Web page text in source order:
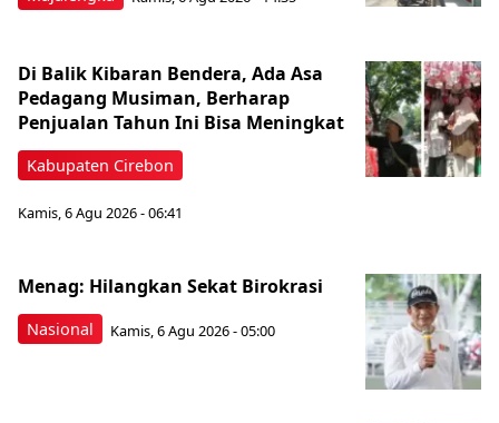
Kabupaten Cirebon
Di Balik Kibaran Bendera, Ada Asa
Pedagang Musiman, Berharap
Penjualan Tahun Ini Bisa Meningkat
Kamis, 6 Agu 2026 - 06:41
Nasional
Menag: Hilangkan Sekat Birokrasi
Kamis, 6 Agu 2026 - 05:00